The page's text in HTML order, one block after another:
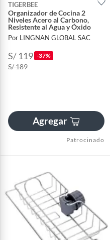
TIGERBEE
Organizador de Cocina 2
Niveles Acero al Carbono,
Resistente al Agua y Óxido
Por LINGNAN GLOBAL SAC
S/ 119 -37%
S/ 189
Agregar
Patrocinado